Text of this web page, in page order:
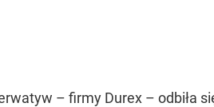
– firmy Durex – odbiła